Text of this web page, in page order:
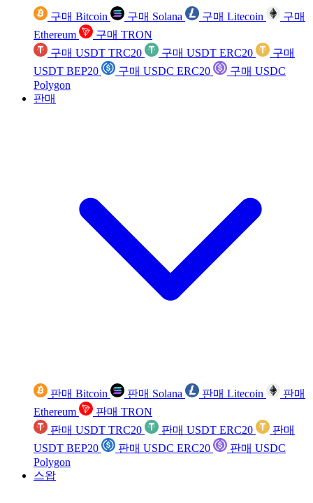
구매 Bitcoin 구매 Solana 구매 Litecoin
구매
Ethereum
구매 TRON
구매 USDT TRC20
구매 USDT ERC20
구매
USDT BEP20
구매 USDC ERC20
구매 USDC
Polygon
판매
판매 Bitcoin 판매 Solana 판매 Litecoin
판매
Ethereum
판매 TRON
판매 USDT TRC20
판매 USDT ERC20
판매
USDT BEP20
판매 USDC ERC20
판매 USDC
Polygon
스왑